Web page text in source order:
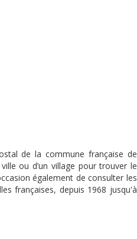
de la commune française de
ou d’un village pour trouver le
également de consulter les
françaises, depuis 1968 jusqu'à